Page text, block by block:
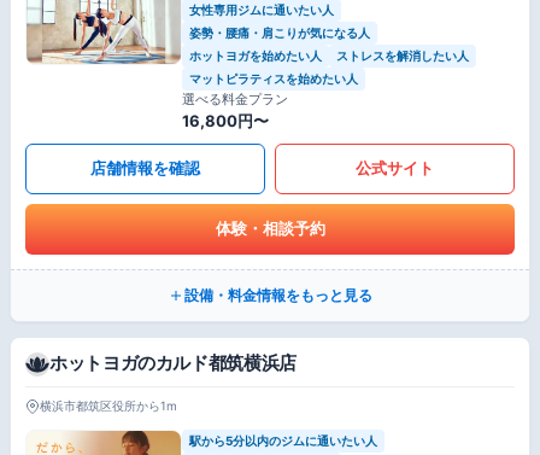
女性専用ジムに通いたい人
姿勢・腰痛・肩こりが気になる人
ホットヨガを始めたい人
ストレスを解消したい人
マットピラティスを始めたい人
選べる料金プラン
16,800円〜
店舗情報を確認 公式サイト
体験・相談予約
設備・料金情報をもっと見る
ホットヨガのカルド都筑横浜店
横浜市都筑区役所から1m
駅から5分以内のジムに通いたい人